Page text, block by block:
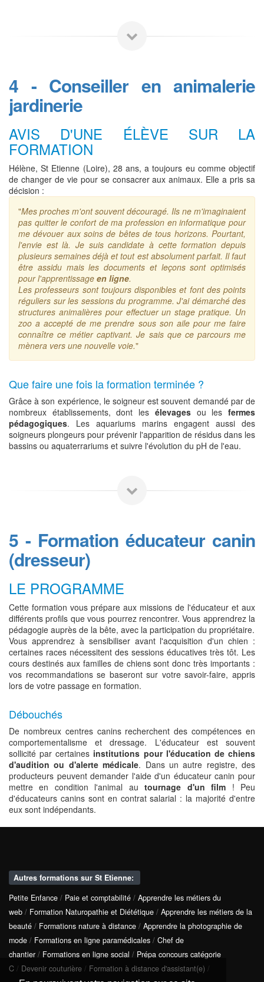
4 - Conseiller en animalerie
jardinerie
AVIS D'UNE ÉLÈVE SUR LA
FORMATION
Hélène, St Etienne (Loire), 28 ans, a toujours eu comme objectif
de changer de vie pour se consacrer aux animaux. Elle a pris sa
décision :
"Mes proches m'ont souvent découragé. Ils ne m'imaginaient
pas quitter le confort de ma profession en informatique pour
me dévouer aux soins de bêtes de tous horizons. Pourtant,
l'envie est là. Je suis candidate à cette formation depuis
plusieurs semaines déjà et tout est absolument parfait. Il faut
être assidu mais les documents et leçons sont optimisés
pour l'apprentissage en ligne.
Les professeurs sont toujours disponibles et font des points
réguliers sur les sessions du programme. J'ai démarché des
structures animalières pour effectuer un stage pratique. Un
zoo a accepté de me prendre sous son aile pour me faire
connaître ce métier captivant. Je sais que ce parcours me
mènera vers une nouvelle voie."
Que faire une fois la formation terminée ?
Grâce à son expérience, le soigneur est souvent demandé par de
nombreux établissements, dont les élevagesou lesfermes
pédagogiques. Les aquariums marins engagent aussi des
soigneurs plongeurs pour prévenir l'apparition de résidus dans les
bassins ou aquaterrariums et suivre l'évolution du pH de l'eau.
5 - Formation éducateur canin
(dresseur)
LE PROGRAMME
Cette formation vous prépare aux missions de l'éducateur et aux
différents profils que vous pourrez rencontrer. Vous apprendrez la
pédagogie auprès de la bête, avec la participation du propriétaire.
Vous apprendrez à sensibiliser avant l'acquisition d'un chien :
certaines races nécessitent des sessions éducatives très tôt. Les
cours destinés aux familles de chiens sont donc très importants :
vos recommandations se baseront sur votre savoir-faire, appris
lors de votre passage en formation.
Débouchés
De nombreux centres canins recherchent des compétences en
comportementalisme et dressage. L'éducateur est souvent
sollicité par certaines institutions pour l'éducation de chiens
d'audition ou d'alerte médicale. Dans un autre registre, des
producteurs peuvent demander l'aide d'un éducateur canin pour
mettre en condition l'animal autournage d'un film ! Peu
d'éducateurs canins sont en contrat salarial : la majorité d'entre
eux sont indépendants.
Autres formations sur St Etienne:
Petite Enfance / Paie et comptabilité / Apprendre les métiers du
web / Formation Naturopathie et Diététique / Apprendre les métiers de la
beauté / Formations nature à distance / Apprendre la photographie de
mode / Formations en ligne paramédicales / Chef de
chantier / Formations en ligne social / Prépa concours catégorie
C / Devenir couturière / Formation à distance d'assistant(e) /